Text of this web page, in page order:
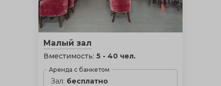
Малый зал
Вместимость: 5 - 40 чел.
Аренда с банкетом
Зал: бесплатно